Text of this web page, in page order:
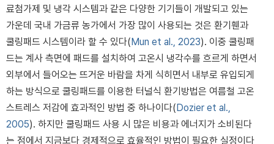
료첨가제 및 냉각 시스템과 같은 다양한 기기들이 개발되고 있는
가운데 국내 가금류 농가에서 가장 많이 사용되는 것은 환기휀과
쿨링패드 시스템이라 할 수 있다(Mun et al., 2023). 이중 쿨링패
드는 계사 측면에 패드를 설치하여 고온시 냉각수를 흐르게 하면서
외부에서 들어오는 뜨거운 바람을 차게 식히면서 내부로 유입되게
하는 방식으로 쿨링패드를 이용한 터널식 환기방법은 여름철 고온
스트레스 저감에 효과적인 방법 중 하나이다(Dozier et al.,
2005). 하지만 쿨링패드 사용 시 많은 비용과 에너지가 소비된다
는 점에서 지금보다 경제적으로 효율적인 방법이 필요한 실정이다